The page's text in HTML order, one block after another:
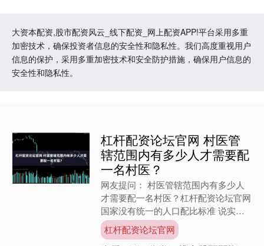
大资本配资,股市配资风云_线下配资_网上配资APP!平台采用多重
加密技术，确保投资者信息的安全性和隐私性。我们高度重视用户
信息的保护，采用多重加密技术和安全防护措施，确保用户信息的
安全性和隐私性。
杠杆配资论坛官网 村医管
辖范围内有多少人才需要配
一名村医？
网友提问： 村医管辖范围内有多少人
才需要配一名村医？杠杆配资论坛官网
国家没有统一的人口配比标准 说实
话，很多人以为国家有个硬性规定，比
如每500人或每1000....
杠杆配资论坛官网